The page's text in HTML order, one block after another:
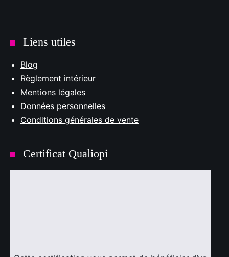
Liens utiles
Blog
Règlement intérieur
Mentions légales
Données personnelles
Conditions générales de vente
Certificat Qualiopi